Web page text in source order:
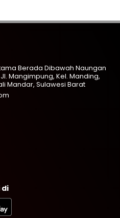
Berada Dibawah Naungan
Mangimpung, Kel. Manding,
Mandar, Sulawesi Barat
di